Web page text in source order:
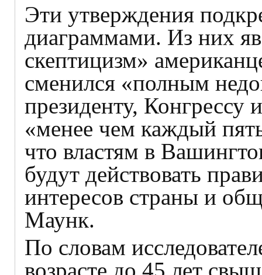
Эти утверждения
диаграммами. Из них
скептицизм»
сменился «полным
президенту,
«менее чем каждый
что властям в
будут действовать
интересов страны и
Маунк.
По словам
возрасте до 45 лет